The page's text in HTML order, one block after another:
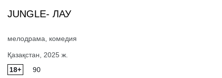
JUNGLE- ЛАУ
мелодрама, комедия
Қазақстан, 2025 ж.
18+
90